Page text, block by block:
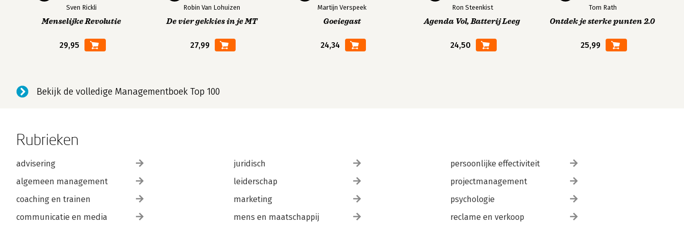
Sven Rickli
Menselijke Revolutie
29,95
Robin Van Lohuizen
De vier gekkies in je MT
27,99
Martijn Verspeek
Goeiegast
24,34
Ron Steenkist
Agenda Vol, Batterij Leeg
24,50
Tom Rath
Ontdek je sterke punten 2.0
25,99
Bekijk de volledige Managementboek Top 100
Rubrieken
advisering
algemeen management
coaching en trainen
communicatie en media
juridisch
leiderschap
marketing
mens en maatschappij
persoonlijke effectiviteit
projectmanagement
psychologie
reclame en verkoop